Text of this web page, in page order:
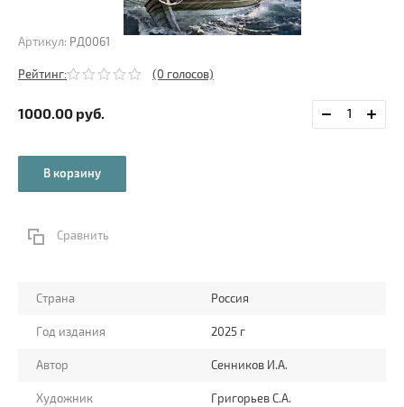
Артикул: РД0061
Рейтинг: (0 голосов)
1000.00 руб.
В корзину
Сравнить
Страна Россия
Год издания 2025 г
Автор Сенников И.А.
Художник Григорьев С.А.